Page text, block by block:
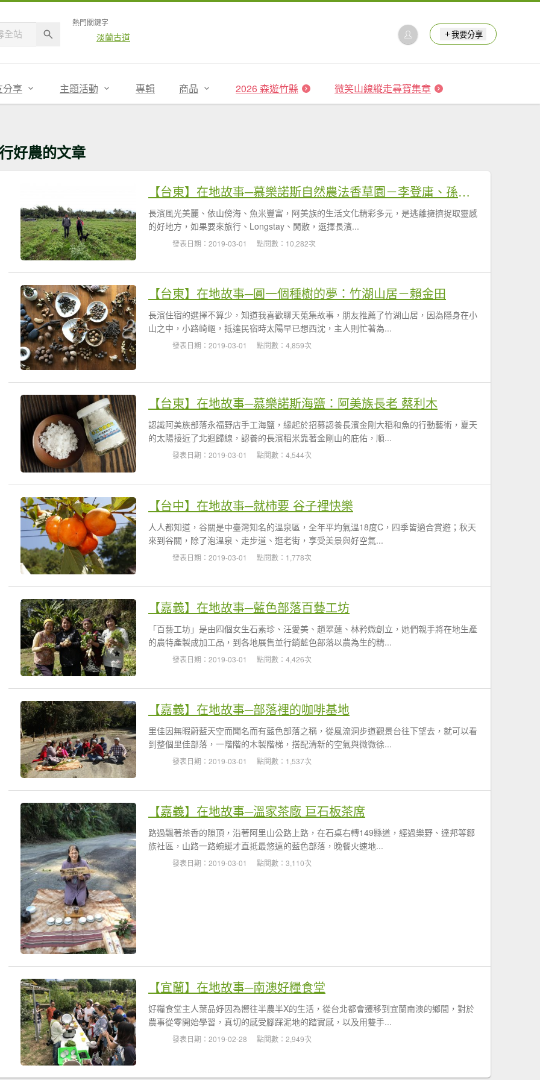
熱門關鍵字
淡蘭古道 我要分享
分享 主題活動 專輯 商品 2026 森遊竹縣 微笑山線縱走尋寶集章
好農的文章
【台東】在地故事─慕樂諾斯自然農法香草園－李登庸、孫珮芳
長濱風光美麗、依山傍海、魚米豐富，阿美族的生活文化精彩多元，是逃離擁擠捉取靈感
的好地方，如果要來旅行、Longstay、閒散，選擇長濱...
發表日期：2019-03-01 點閱數：10,282次
【台東】在地故事─圓一個種樹的夢：竹湖山居－賴金田
長濱住宿的選擇不算少，知道我喜歡聊天蒐集故事，朋友推薦了竹湖山居，因為隱身在小
山之中，小路崎嶇，抵達民宿時太陽早已想西沈，主人則忙著為...
發表日期：2019-03-01 點閱數：4,859次
【台東】在地故事─慕樂諾斯海鹽：阿美族長老 蔡利木
認識阿美族部落永福野店手工海鹽，緣起於招募認養長濱金剛大稻和魚的行動藝術，夏天
的太陽接近了北迴歸線，認養的長濱稻米靠著金剛山的庇佑，順...
發表日期：2019-03-01 點閱數：4,544次
【台中】在地故事─就柿要 谷子裡快樂
人人都知道，谷關是中臺灣知名的溫泉區，全年平均氣溫18度C，四季皆適合賞遊；秋天
來到谷關，除了泡溫泉、走步道、逛老街，享受美景與好空氣...
發表日期：2019-03-01 點閱數：1,778次
【嘉義】在地故事─藍色部落百藝工坊
「百藝工坊」是由四個女生石素珍、汪愛美、趙翠蓮、林矜媺創立，她們親手將在地生產
的農特產製成加工品，到各地展售並行銷藍色部落以農為生的精...
發表日期：2019-03-01 點閱數：4,426次
【嘉義】在地故事─部落裡的咖啡基地
里佳因無暇蔚藍天空而聞名而有藍色部落之稱，從風流洞步道觀景台往下望去，就可以看
到整個里佳部落，一階階的木製階梯，搭配清新的空氣與微微徐...
發表日期：2019-03-01 點閱數：1,537次
【嘉義】在地故事─溫家茶廠 巨石板茶席
路過飄著茶香的隙頂，沿著阿里山公路上路，在石桌右轉149縣道，經過樂野、達邦等鄒
族社區，山路一路蜿蜒才直抵最悠遠的藍色部落，晚餐火速地...
發表日期：2019-03-01 點閱數：3,110次
【宜蘭】在地故事─南澳好糧食堂
好糧食堂主人葉品妤因為嚮往半農半X的生活，從台北都會遷移到宜蘭南澳的鄉間，對於
農事從零開始學習，真切的感受腳踩泥地的踏實感，以及用雙手...
發表日期：2019-02-28 點閱數：2,949次